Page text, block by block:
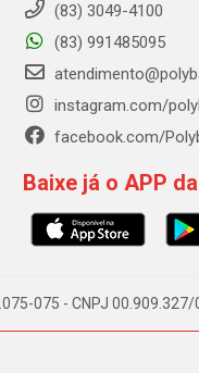
(83) 3049-4100
(83) 991485095
instagram.com/
facebook.com/
Baixe já o APP
075 - CNPJ 00.909.327/